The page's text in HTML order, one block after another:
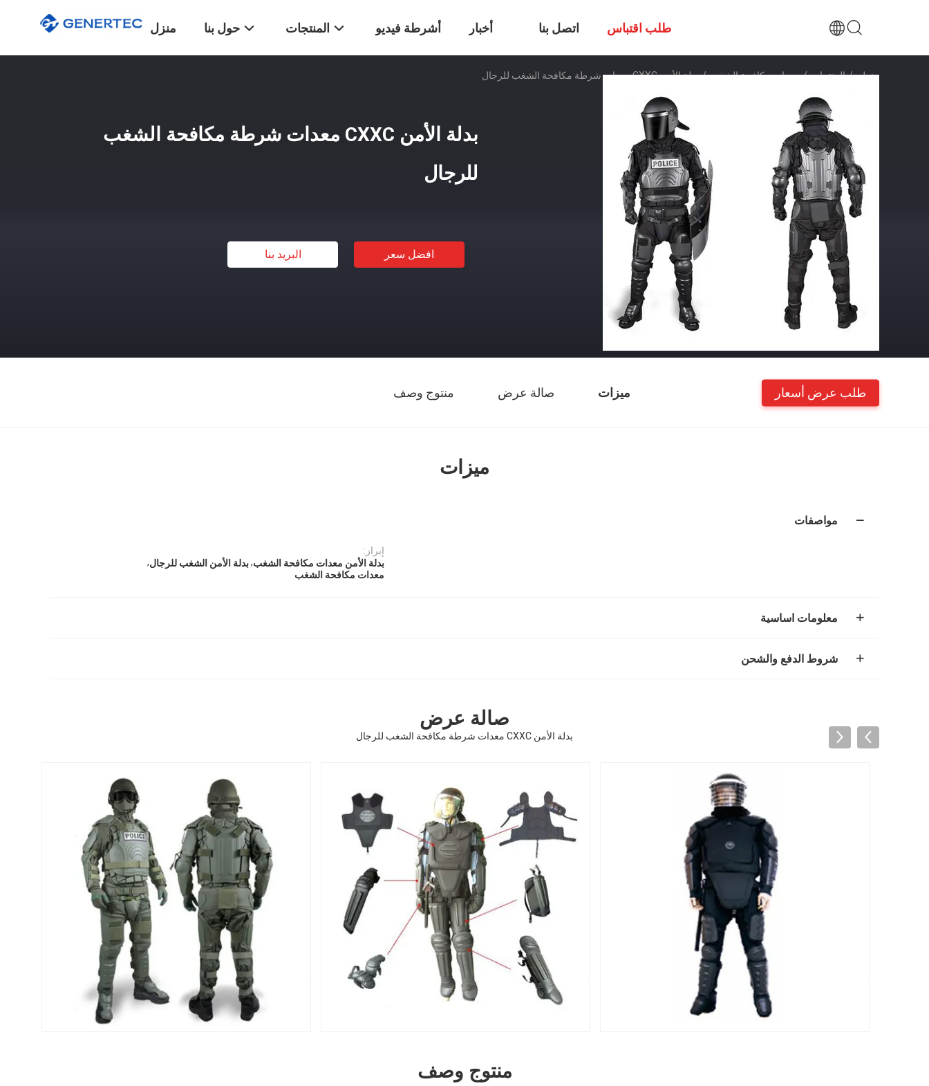
منزل حول بنا المنتجات أشرطة فيديو أخبار اتصل بنا طلب اقتباس
منزل / المنتجات / معدات مكافحة الشغب / بدلة الأمن CXXC معدات شرطة مكافحة الشغب للرجال
بدلة الأمن CXXC معدات شرطة مكافحة الشغب
للرجال
افضل سعر البريد بنا
ميزات صالة عرض منتوج وصف طلب عرض أسعار
ميزات
مواصفات
إبراز:
بدلة الأمن معدات مكافحة الشغب,بدلة الأمن الشغب للرجال,
معدات مكافحة الشغب
معلومات اساسية
شروط الدفع والشحن
صالة عرض
بدلة الأمن CXXC معدات شرطة مكافحة الشغب للرجال
منتوج وصف